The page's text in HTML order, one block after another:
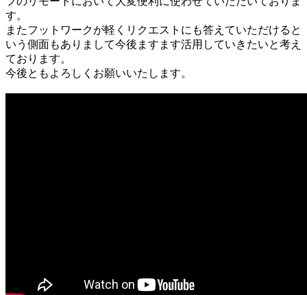
す。
またフットワークが軽くリクエストにも答えていただけると
いう側面もありまして今後ますます活用していきたいと考え
ております。
今後ともよろしくお願いいたします。